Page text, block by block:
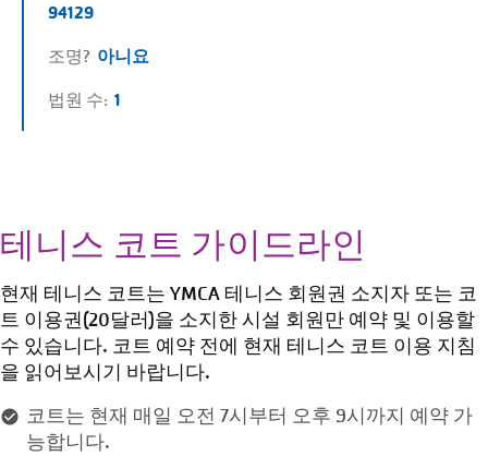
94129
조명? 아니요
법원 수: 1
테니스 코트 가이드라인
현재 테니스 코트는 YMCA 테니스 회원권 소지자 또는 코
트 이용권(20달러)을 소지한 시설 회원만 예약 및 이용할
수 있습니다. 코트 예약 전에 현재 테니스 코트 이용 지침
을 읽어보시기 바랍니다.
코트는 현재 매일 오전 7시부터 오후 9시까지 예약 가
능합니다.